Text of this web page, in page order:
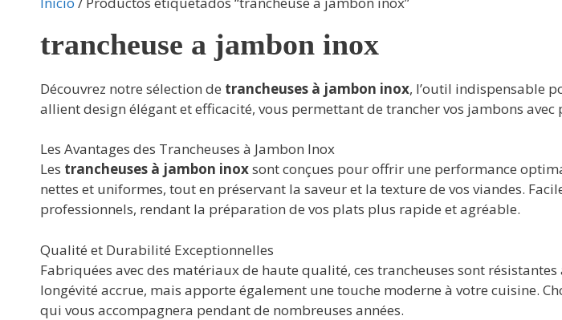
trancheuse a jambon inox
Découvrez notre sélection de trancheuses à jambon inox, l’outil indispensable
allient design élégant et efficacité, vous permettant de trancher vos jambons
Les Avantages des Trancheuses à Jambon Inox
Les trancheuses à jambon inoxsont conçues pour offrir une performance
nettes et uniformes, tout en préservant la saveur et la texture de vos viandes.
professionnels, rendant la préparation de vos plats plus rapide et agréable.
Qualité et Durabilité Exceptionnelles
Fabriquées avec des matériaux de haute qualité, ces trancheuses sont
longévité accrue, mais apporte également une touche moderne à votre cuisine.
qui vous accompagnera pendant de nombreuses années.